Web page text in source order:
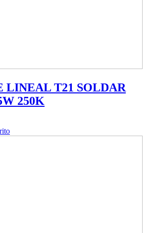
LINEAL T21 SOLDAR
250K